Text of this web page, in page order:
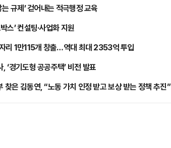
규제’ 걷어내는 적극행정 교육
스’ 컨설팅·사업화 지원
리 1만115개 창출…역대 최대 2353억 투입
‘경기도형 공공주택’ 비전 발표
찾은 김동연, “노동 가치 인정 받고 보상 받는 정책 추진”